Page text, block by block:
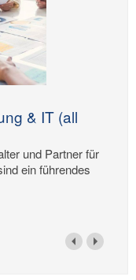
& IT (all
und Partner für
ein führendes